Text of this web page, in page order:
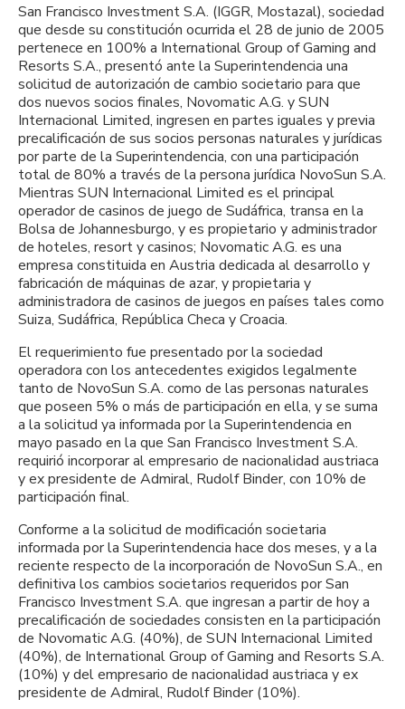
San Francisco Investment S.A. (IGGR, Mostazal), sociedad
que desde su constitución ocurrida el 28 de junio de 2005
pertenece en 100% a International Group of Gaming and
Resorts S.A., presentó ante la Superintendencia una
solicitud de autorización de cambio societario para que
dos nuevos socios finales, Novomatic A.G. y SUN
Internacional Limited, ingresen en partes iguales y previa
precalificación de sus socios personas naturales y jurídicas
por parte de la Superintendencia, con una participación
total de 80% a través de la persona jurídica NovoSun S.A.
Mientras SUN Internacional Limited es el principal
operador de casinos de juego de Sudáfrica, transa en la
Bolsa de Johannesburgo, y es propietario y administrador
de hoteles, resort y casinos; Novomatic A.G. es una
empresa constituida en Austria dedicada al desarrollo y
fabricación de máquinas de azar, y propietaria y
administradora de casinos de juegos en países tales como
Suiza, Sudáfrica, República Checa y Croacia.
El requerimiento fue presentado por la sociedad
operadora con los antecedentes exigidos legalmente
tanto de NovoSun S.A. como de las personas naturales
que poseen 5% o más de participación en ella, y se suma
a la solicitud ya informada por la Superintendencia en
mayo pasado en la que San Francisco Investment S.A.
requirió incorporar al empresario de nacionalidad austriaca
y ex presidente de Admiral, Rudolf Binder, con 10% de
participación final.
Conforme a la solicitud de modificación societaria
informada por la Superintendencia hace dos meses, y a la
reciente respecto de la incorporación de NovoSun S.A., en
definitiva los cambios societarios requeridos por San
Francisco Investment S.A. que ingresan a partir de hoy a
precalificación de sociedades consisten en la participación
de Novomatic A.G. (40%), de SUN Internacional Limited
(40%), de International Group of Gaming and Resorts S.A.
(10%) y del empresario de nacionalidad austriaca y ex
presidente de Admiral, Rudolf Binder (10%).